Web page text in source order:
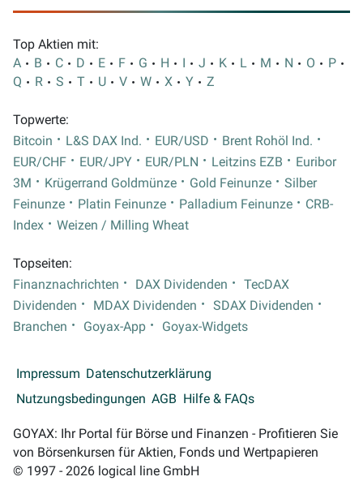
Top Aktien mit:
A
B C D E F G H I J K L M N O
P
Q
R S T U V W X Y Z
Topwerte:
Bitcoin
L&S DAX Ind. EUR/USD
Brent Rohöl Ind.
EUR/CHF
EUR/JPY EUR/PLN Leitzins EZB
Euribor
3M
Krügerrand Goldmünze Gold Feinunze
Silber
Feinunze
Platin Feinunze Palladium Feinunze
CRB-
Index
Weizen / Milling Wheat
Topseiten:
Finanznachrichten
DAX Dividenden
TecDAX
Dividenden
MDAX Dividenden
SDAX Dividenden
Branchen
Goyax-App Goyax-Widgets
Impressum Datenschutzerklärung
Nutzungsbedingungen AGB Hilfe & FAQs
GOYAX: Ihr Portal für Börse und Finanzen - Profitieren Sie
von Börsenkursen für Aktien, Fonds und Wertpapieren
© 1997 - 2026 logical line GmbH